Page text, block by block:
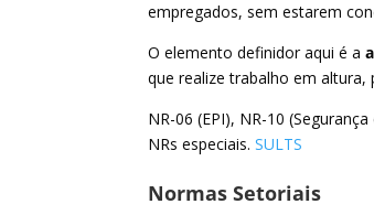
empregados, sem estarem
O elemento definidor aqui é a
que realize trabalho em
NR-06 (EPI), NR-10
NRs especiais. SULTS
Normas Setoriais